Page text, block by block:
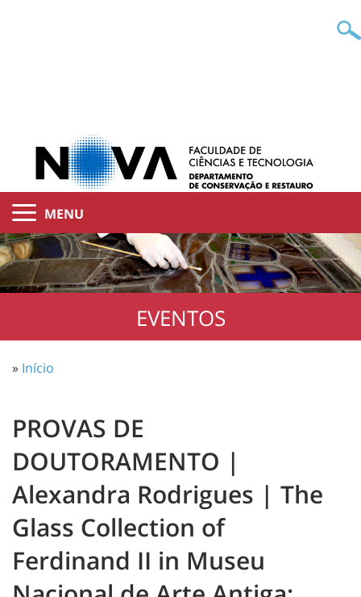
MENU
EVENTOS
» Início
PROVAS DE
DOUTORAMENTO |
Alexandra Rodrigues | The
Glass Collection of
Ferdinand II in Museu